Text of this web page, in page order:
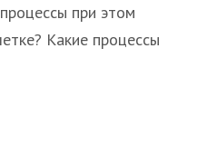
при этом
Какие процессы